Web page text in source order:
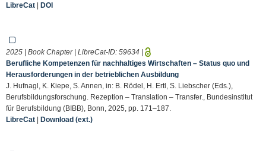
LibreCat | DOI
2025 | Book Chapter | LibreCat-ID: 59634 |
Berufliche Kompetenzen für nachhaltiges Wirtschaften – Status quo und
Herausforderungen in der betrieblichen Ausbildung
J. Hufnagl, K. Kiepe, S. Annen, in: B. Rödel, H. Ertl, S. Liebscher (Eds.),
Berufsbildungsforschung. Rezeption – Translation – Transfer., Bundesinstitut
für Berufsbildung (BIBB), Bonn, 2025, pp. 171–187.
LibreCat | Download (ext.)